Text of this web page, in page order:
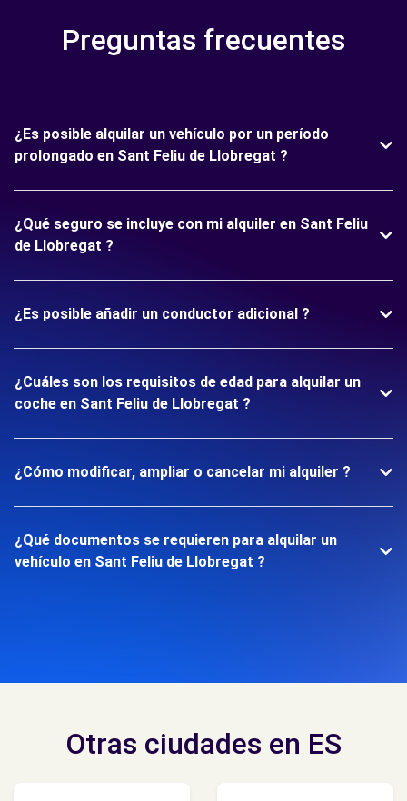
Preguntas frecuentes
¿Es posible alquilar un vehículo por un período
prolongado en Sant Feliu de Llobregat ?
¿Qué seguro se incluye con mi alquiler en Sant Feliu
de Llobregat ?
¿Es posible añadir un conductor adicional ?
¿Cuáles son los requisitos de edad para alquilar un
coche en Sant Feliu de Llobregat ?
¿Cómo modificar, ampliar o cancelar mi alquiler ?
¿Qué documentos se requieren para alquilar un
vehículo en Sant Feliu de Llobregat ?
Otras ciudades en ES